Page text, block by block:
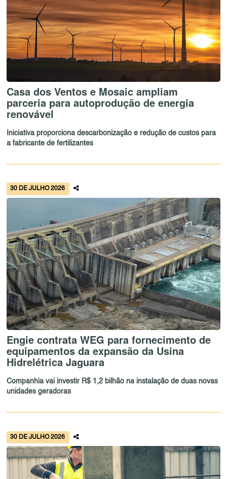
Casa dos Ventos e Mosaic ampliam
parceria para autoprodução de energia
renovável
Iniciativa proporciona descarbonização e redução de custos para
a fabricante de fertilizantes
30 DE JULHO 2026
Engie contrata WEG para fornecimento de
equipamentos da expansão da Usina
Hidrelétrica Jaguara
Companhia vai investir R$ 1,2 bilhão na instalação de duas novas
unidades geradoras
30 DE JULHO 2026